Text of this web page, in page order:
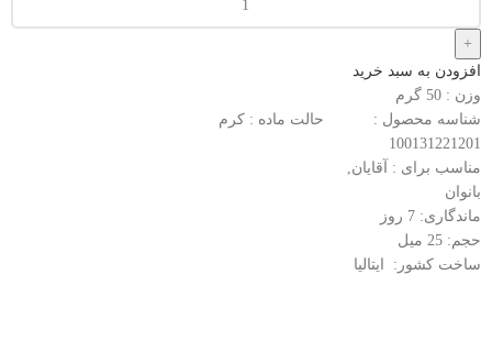
افزودن به سبد خرید
وزن : 50
گرم
شناسه محصول :
100131221201
حالت ماده : کرم
مناسب برای : آقایان,
بانوان
ماندگاری: 7
روز
حجم: 25
میل
ساخت کشور: ایتالیا